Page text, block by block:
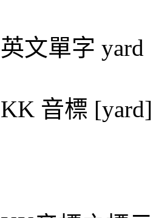
英文單字 yard
KK 音標 [yard]